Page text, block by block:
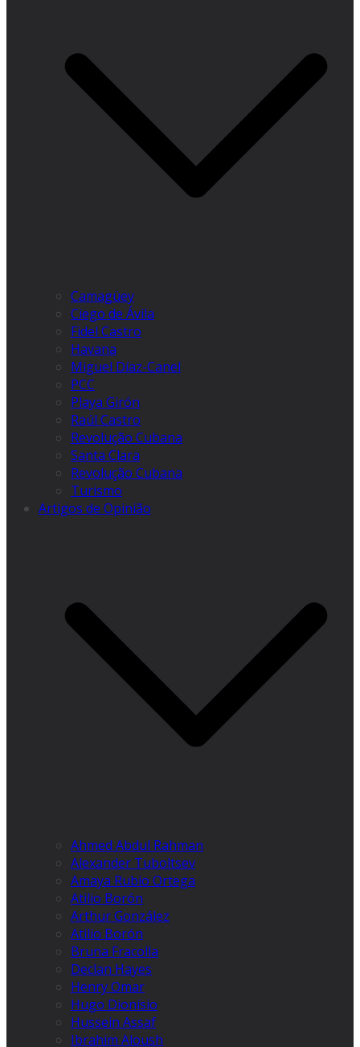
Camagüey
Ciego de Ávila
Fidel Castro
Havana
Miguel Díaz-Canel
PCC
Playa Girón
Raúl Castro
Revolução Cubana
Santa Clara
Revolução Cubana
Turismo
Artigos de Opinião
Ahmed Abdul Rahman
Alexander Tuboltsev
Amaya Rubio Ortega
Atilio Borón
Arthur González
Atilio Borón
Bruna Fracolla
Declan Hayes
Henry Omar
Hugo Dionísio
Hussein Assaf
Ibrahim Aloush